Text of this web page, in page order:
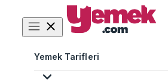
Yemek Tarifleri